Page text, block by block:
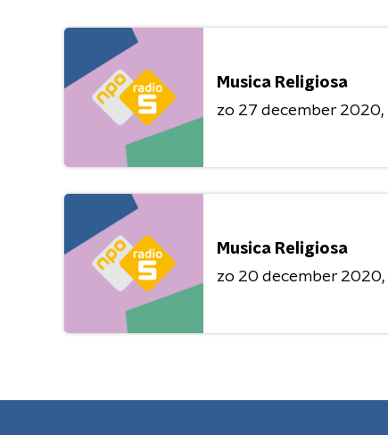
Musica Religiosa
zo 27 december 2020
Musica Religiosa
zo 20 december 2020